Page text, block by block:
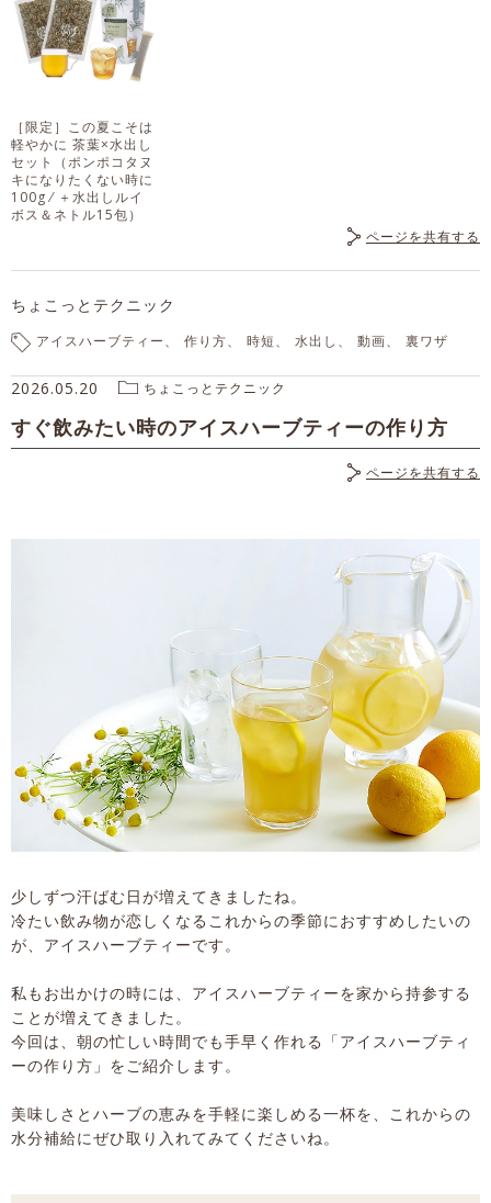
［限定］この夏こそは
軽やかに 茶葉×水出し
セット
（ポンポコタヌ
キになりたくない時に
100g ⁄ ＋水出しルイ
ボス＆ネトル15包）
ページを共有する
ちょこっとテクニック
アイスハーブティー 作り方 時短 水出し 動画 裏ワザ
2026.05.20 ちょこっとテクニック
すぐ飲みたい時のアイスハーブティーの作り方
ページを共有する
少しずつ汗ばむ日が増えてきましたね。
冷たい飲み物が恋しくなるこれからの季節におすすめしたいの
が、アイスハーブティーです。
私もお出かけの時には、アイスハーブティーを家から持参する
ことが増えてきました。
今回は、朝の忙しい時間でも手早く作れる「アイスハーブティ
ーの作り方」をご紹介します。
美味しさとハーブの恵みを手軽に楽しめる一杯を、これからの
水分補給にぜひ取り入れてみてくださいね。